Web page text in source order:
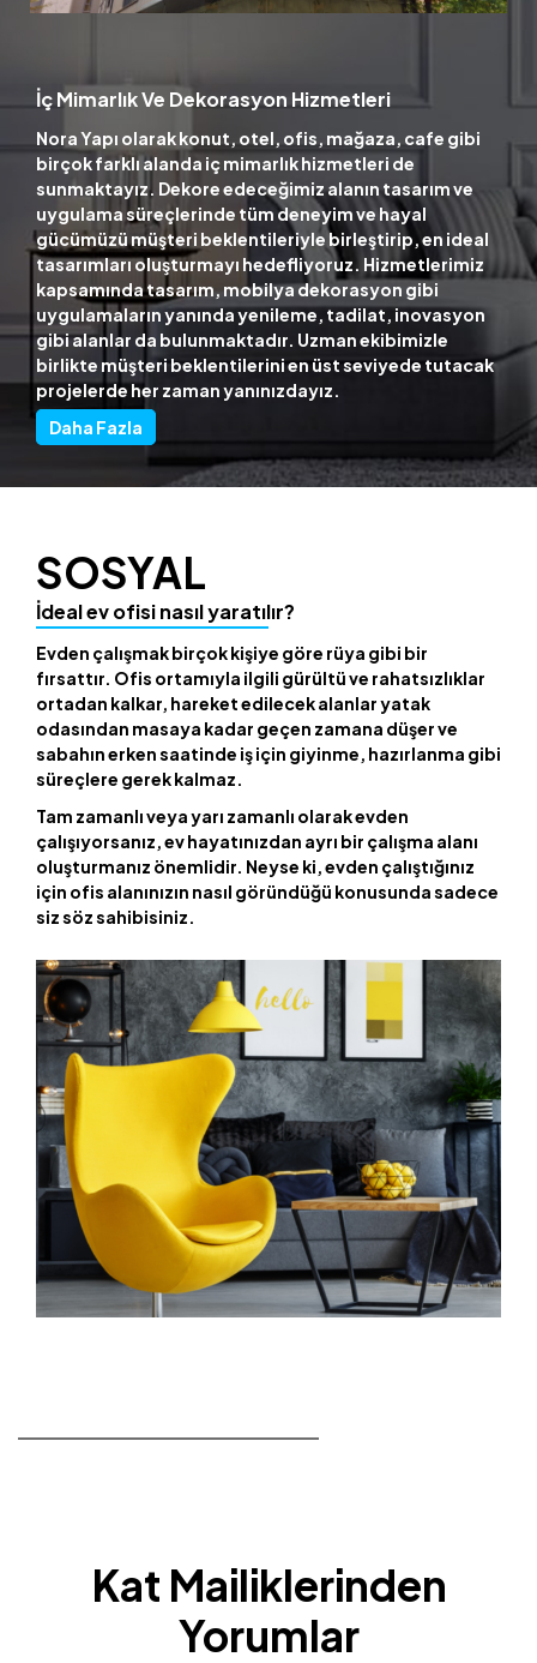
İç Mimarlık Ve Dekorasyon Hizmetleri
Nora Yapı olarak konut, otel, ofis, mağaza, cafe gibi
birçok farklı alanda iç mimarlık hizmetleri de
sunmaktayız. Dekore edeceğimiz alanın tasarım ve
uygulama süreçlerinde tüm deneyim ve hayal
gücümüzü müşteri beklentileriyle birleştirip, en ideal
tasarımları oluşturmayı hedefliyoruz. Hizmetlerimiz
kapsamında tasarım, mobilya dekorasyon gibi
uygulamaların yanında yenileme, tadilat, inovasyon
gibi alanlar da bulunmaktadır. Uzman ekibimizle
birlikte müşteri beklentilerini en üst seviyede tutacak
projelerde her zaman yanınızdayız.
Daha Fazla
SOSYAL
İdeal ev ofisi nasıl yaratılır?
Evden çalışmak birçok kişiye göre rüya gibi bir
fırsattır. Ofis ortamıyla ilgili gürültü ve rahatsızlıklar
ortadan kalkar, hareket edilecek alanlar yatak
odasından masaya kadar geçen zamana düşer ve
sabahın erken saatinde iş için giyinme, hazırlanma gibi
süreçlere gerek kalmaz.
Tam zamanlı veya yarı zamanlı olarak evden
çalışıyorsanız, ev hayatınızdan ayrı bir çalışma alanı
oluşturmanız önemlidir. Neyse ki, evden çalıştığınız
için ofis alanınızın nasıl göründüğü konusunda sadece
siz söz sahibisiniz.
Kat Mailiklerinden
Yorumlar